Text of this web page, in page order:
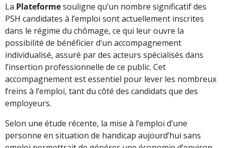
La Plateformesouligne qu’un nombre significatif des
PSH candidates à l’emploi sont actuellement inscrites
dans le régime du chômage, ce qui leur ouvre la
possibilité de bénéficier d’un accompagnement
individualisé, assuré par des acteurs spécialisés dans
l’insertion professionnelle de ce public. Cet
accompagnement est essentiel pour lever les nombreux
freins à l’emploi, tant du côté des candidats que des
employeurs.
Selon une étude récente, la mise à l’emploi d’une
personne en situation de handicap aujourd’hui sans